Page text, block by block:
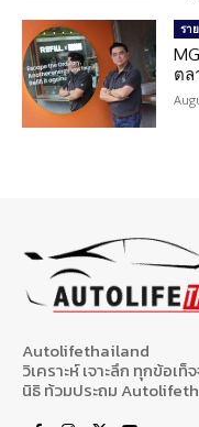
รา
ตล
Autolifethailand
วิเคราะห์ เจาะลึก ทุกข้อ
นิธิ ท้วมประถม